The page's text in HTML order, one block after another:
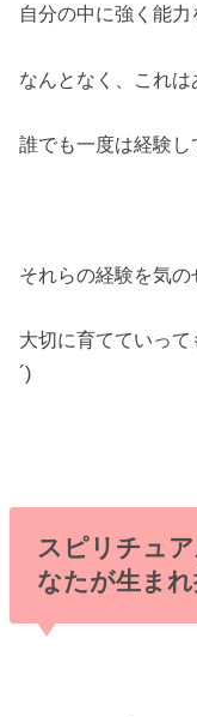
自分の中に強く能力
なんとなく、これは
誰でも一度は経験
それらの経験を気の
大切に育てていっ
´)ゞ
スピリチュ
なたが生ま